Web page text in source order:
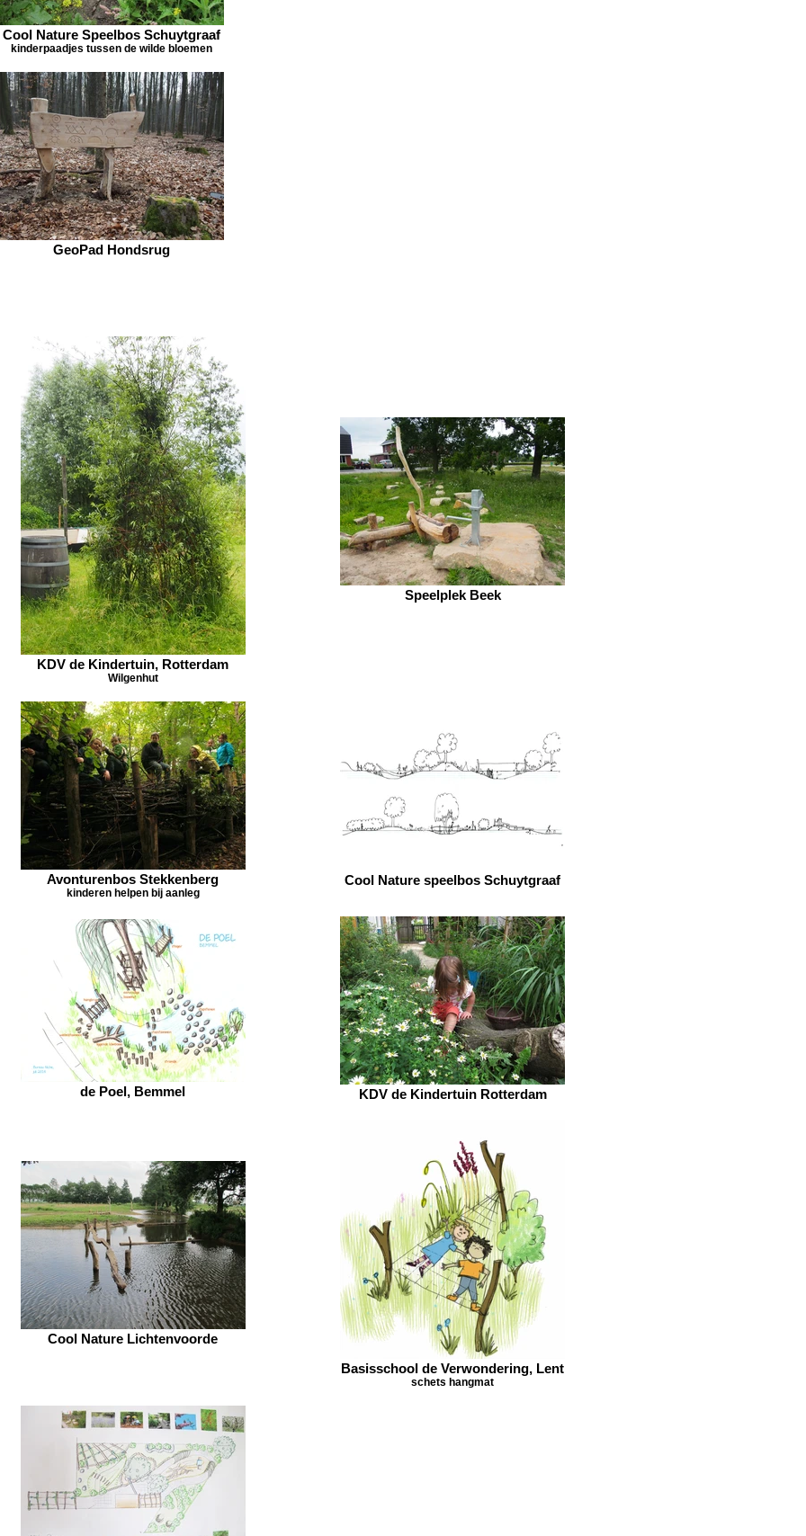
Cool Nature Speelbos Schuytgraaf
kinderpaadjes tussen de wilde bloemen
GeoPad Hondsrug
KDV de Kindertuin, Rotterdam
Wilgenhut
Speelplek Beek
Avonturenbos Stekkenberg
kinderen helpen bij aanleg
Cool Nature speelbos Schuytgraaf
de Poel, Bemmel KDV de Kindertuin Rotterdam
Cool Nature Lichtenvoorde
Basisschool de Verwondering, Lent
schets hangmat